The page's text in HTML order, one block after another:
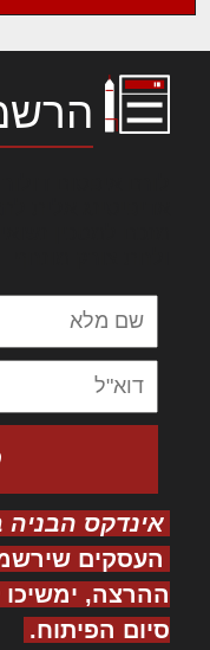
אינדקס הבניה
העסקים
ההרצה,
סיום הפיתוח.